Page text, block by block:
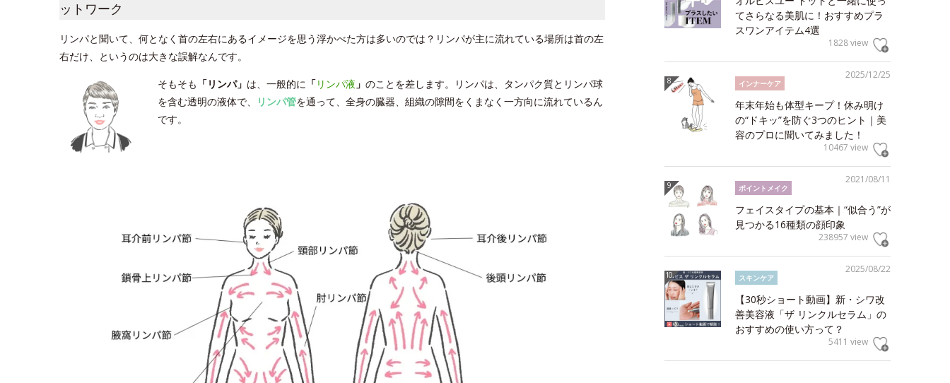
ットワーク
リンパと聞いて、何となく首の左右にあるイメージを思う浮かべた方は多いのでは？リンパが主に流れている場所は首の左
右だけ、というのは大きな誤解なんです。
そもそも 「リンパ」 は、一般的に 「リンパ液 」 のことを差します。リンパは、タンパク質とリンパ球
を含む透明の液体で、
リンパ管を通って、全身の臓器、組織の隙間をくまなく一方向に流れているん
です。
てさらなる美肌に！おすすめプラ
スワンアイテム4選
1828 view
2025/12/25
インナーケア
年末年始も体型キープ！休み明け
の“ドキッ”を防ぐ3つのヒント｜美
容のプロに聞いてみました！
10467 view
2021/08/11
ポイントメイク
フェイスタイプの基本｜“似合う”が
見つかる16種類の顔印象
238957 view
2025/08/22
スキンケア
【30秒ショート動画】新・シワ改
善美容液「ザ リンクルセラム」の
おすすめの使い方って？
5411 view